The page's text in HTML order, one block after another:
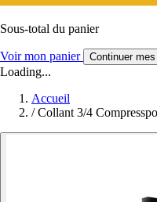
Sous-total du panier
Voir mon panier Continuer
Loading...
Accueil
/ Collant 3/4